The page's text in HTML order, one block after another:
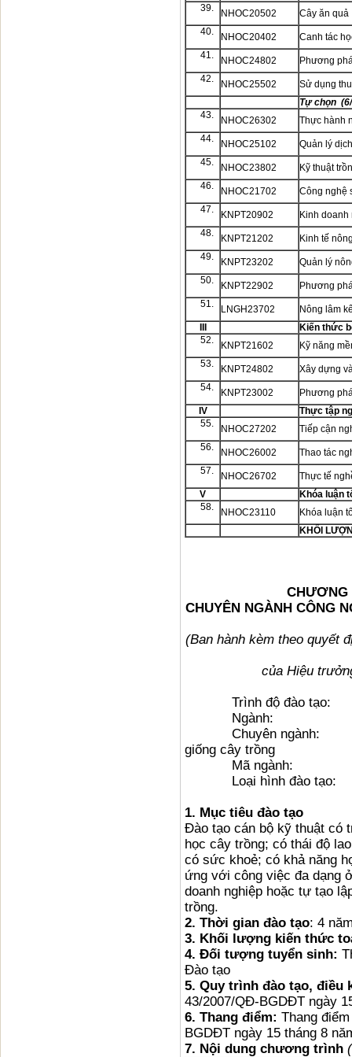
39. NHOC20502
Cây ăn quả
40.
NHOC20402
Canh tác
41.
NHOC24802
Phương
42.
NHOC25502
Sử dụng
Tự chọn
43.
NHOC26302
Thực hành
44.
NHOC25102
Quản lý
45.
NHOC23802
Kỹ thuật
46.
NHOC21702
Công nghệ
47.
KNPT20902
Kinh
48.
KNPT21202
Kinh tế
49.
KNPT23202
Quản lý
50.
KNPT22902
Phương
51.
LNGH23702
Nông lâm
Kiến thức
52.
KNPT21602
Kỹ năng
53.
KNPT24802
Xây dựng
54.
KNPT23002
Phương
IV
Thực tập
55.
NHOC27202
Tiếp cận
56.
NHOC26002
Thao tác
57.
NHOC26702
Thực tế
V
Khóa luận
58.
NHOC23110
Khóa luận
KHỐI
CHƯƠNG
CHUYÊN NGÀNH CÔNG
(Ban hành kèm theo quyết
của Hiệu
Trình độ đào
Ngành: Khoa
Chuyên ngành:
giống cây trồng
Mã ngành:
Loại hình đào
1. Mục tiêu đào tạo
Đào tạo cán bộ kỹ thuật có
học cây trồng; có thái độ
có sức khoẻ; có khả năng
ứng với công việc đa dạng
doanh nghiệp hoặc tự tạo
trồng.
2. Thời gian đào tạo: 4
3. Khối lượng kiến thức
4. Đối tượng tuyển sinh:
Đào tạo
5. Quy trình đào tạo, điều
43/2007/QĐ-BGDĐT ngày
6. Thang điểm: Thang
BGDĐT ngày 15 tháng 8
7. Nội dung chương trình